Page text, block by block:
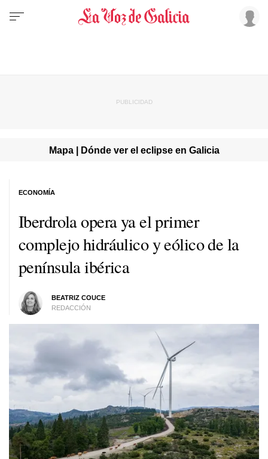
Mapa | Dónde ver el eclipse en Galicia
Iberdrola opera ya el primer
complejo hidráulico y eólico de la
península ibérica
BEATRIZ COUCE
REDACCIÓN
ECONOMÍA